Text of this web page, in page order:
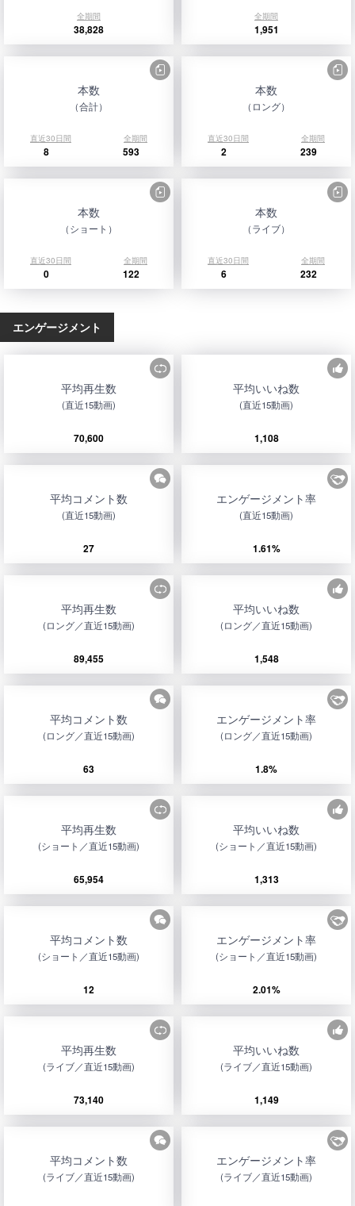
全期間
38,828
全期間
1,951
本数
（合計）
直近30日間 全期間
8 593
本数
（ロング）
直近30日間 全期間
2 239
本数
（ショート）
直近30日間 全期間
0 122
本数
（ライブ）
直近30日間 全期間
6 232
エンゲージメント
平均再生数
(直近15動画)
70,600
平均いいね数
(直近15動画)
1,108
平均コメント数
(直近15動画)
27
エンゲージメント率
(直近15動画)
1.61%
平均再生数
(ロング／直近15動画)
89,455
平均いいね数
(ロング／直近15動画)
1,548
平均コメント数
(ロング／直近15動画)
63
エンゲージメント率
(ロング／直近15動画)
1.8%
平均再生数
(ショート／直近15動画)
65,954
平均いいね数
(ショート／直近15動画)
1,313
平均コメント数
(ショート／直近15動画)
12
エンゲージメント率
(ショート／直近15動画)
2.01%
平均再生数
(ライブ／直近15動画)
73,140
平均いいね数
(ライブ／直近15動画)
1,149
平均コメント数
(ライブ／直近15動画)
エンゲージメント率
(ライブ／直近15動画)